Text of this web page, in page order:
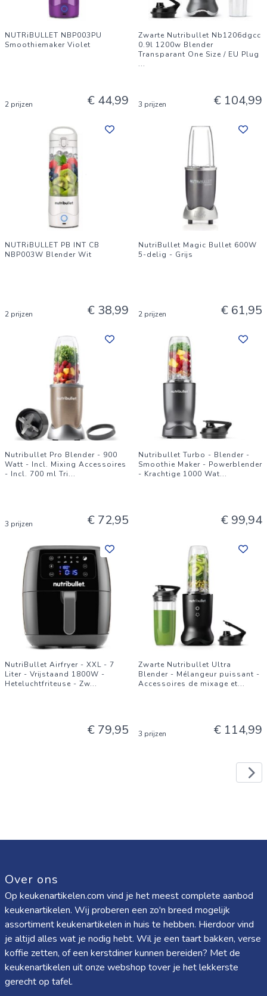
NUTRiBULLET NBP003PU
Smoothiemaker Violet
2 prijzen € 44,99
Zwarte Nutribullet Nb1206dgcc
0.9l 1200w Blender
Transparant One Size / EU Plug
...
3 prijzen € 104,99
NUTRiBULLET PB INT CB
NBP003W Blender Wit
2 prijzen € 38,99
NutriBullet Magic Bullet 600W
5-delig - Grijs
2 prijzen € 61,95
Nutribullet Pro Blender - 900
Watt - Incl. Mixing Accessoires
- Incl. 700 ml Tri...
3 prijzen € 72,95
Nutribullet Turbo - Blender -
Smoothie Maker - Powerblender
- Krachtige 1000 Wat...
€ 99,94
NutriBullet Airfryer - XXL - 7
Liter - Vrijstaand 1800W -
Heteluchtfriteuse - Zw...
€ 79,95
Zwarte Nutribullet Ultra
Blender - Mélangeur puissant -
Accessoires de mixage et...
3 prijzen € 114,99
Over ons
Op keukenartikelen.com vind je het meest complete aanbod
keukenartikelen. Wij proberen een zo'n breed mogelijk
assortiment keukenartikelen in huis te hebben. Hierdoor vind
je altijd alles wat je nodig hebt. Wil je een taart bakken, verse
koffie zetten, of een kerstdiner kunnen bereiden? Met de
keukenartikelen uit onze webshop tover je het lekkerste
gerecht op tafel.